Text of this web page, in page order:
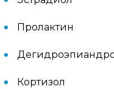
Пролактин
Кортизол